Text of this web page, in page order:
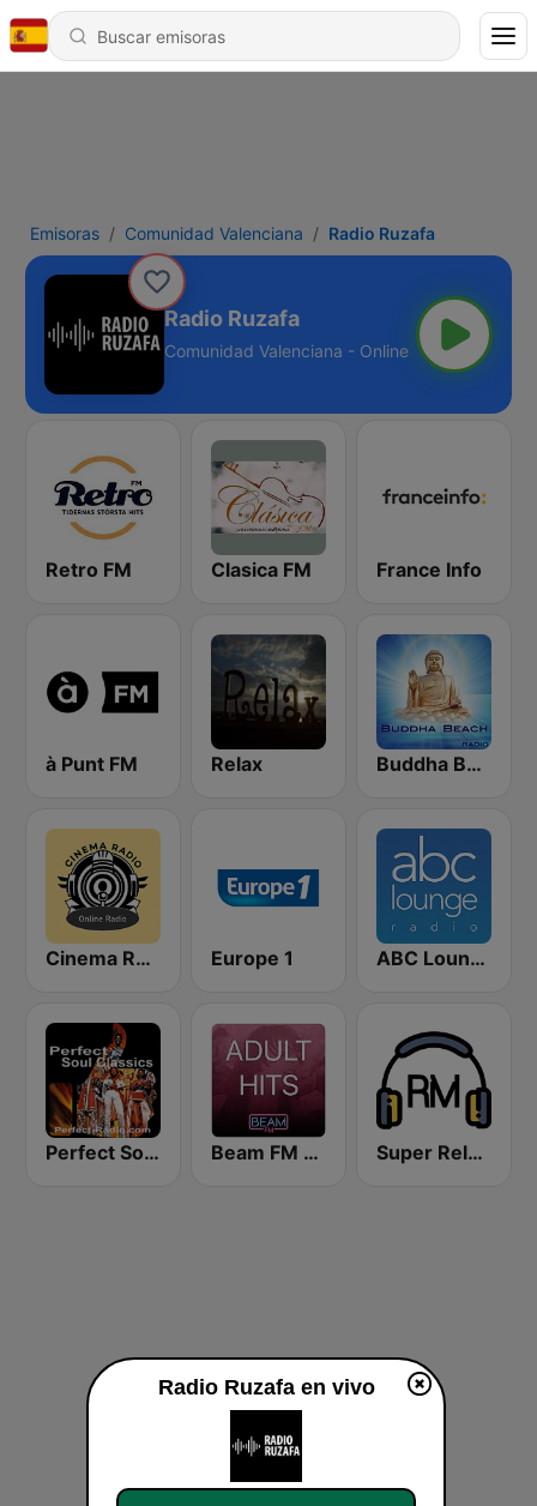
Emisoras Comunidad Valenciana Radio Ruzafa
Radio Ruzafa
Comunidad Valenciana - Online
Retro FM Clasica FM France Info
à Punt FM Relax Buddha Beach
Cinema Radio Europe 1 ABC Lounge Jazz
Perfect Soulclassics Beam FM - Adult Hits Super Relax FM
Radio Ruzafa en vivo